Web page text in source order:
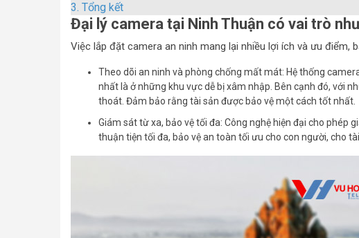
3. Tổng kết
Đại lý camera tại Ninh Thuận có vai trò
Việc lắp đặt camera an ninh mang lại nhiều lợi ích và ưu điểm,
Theo dõi an ninh và phòng chống mất mát: Hệ thống
nhất là ở những khu vực dễ bị xâm nhập. Bên cạnh đó, với
thoát. Đảm bảo rằng tài sản được bảo vệ một cách tốt nhất.
Giám sát từ xa, bảo vệ tối đa: Công nghệ hiện đại cho
thuận tiện tối đa, bảo vệ an toàn tối ưu cho con người, cho tài